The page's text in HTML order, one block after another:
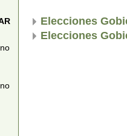
Elecciones
Elecciones